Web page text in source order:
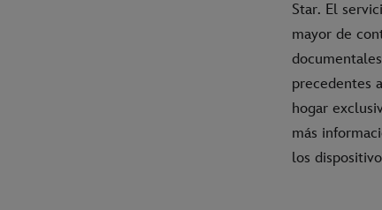
Star. El
mayor de
precedentes
hogar
más
los